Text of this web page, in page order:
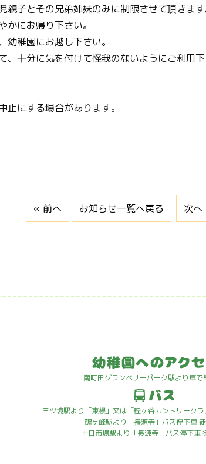
子とその兄弟姉妹のみに制限させて頂きます
にお帰り下さい。
稚園にお越し下さい。
十分に気を付けて怪我のないようにご利用下
にする場合があります。
« 前へ お知らせ一覧へ戻る 次へ
南町田グランベリーパーク駅より車で
三ツ境駅より「東根」又は「程ヶ谷カントリーク
鶴ヶ峰駅より「長源寺」バス停下車
十日市場駅より「長源寺」バス停下車